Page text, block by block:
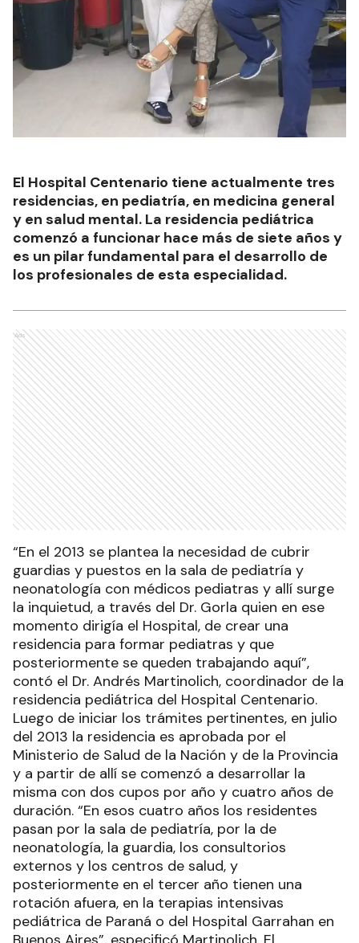
El Hospital Centenario tiene actualmente tres
residencias, en pediatría, en medicina general
y en salud mental. La residencia pediátrica
comenzó a funcionar hace más de siete años y
es un pilar fundamental para el desarrollo de
los profesionales de esta especialidad.
Ads
“En el 2013 se plantea la necesidad de cubrir
guardias y puestos en la sala de pediatría y
neonatología con médicos pediatras y allí surge
la inquietud, a través del Dr. Gorla quien en ese
momento dirigía el Hospital, de crear una
residencia para formar pediatras y que
posteriormente se queden trabajando aquí”,
contó el Dr. Andrés Martinolich, coordinador de la
residencia pediátrica del Hospital Centenario.
Luego de iniciar los trámites pertinentes, en julio
del 2013 la residencia es aprobada por el
Ministerio de Salud de la Nación y de la Provincia
y a partir de allí se comenzó a desarrollar la
misma con dos cupos por año y cuatro años de
duración. “En esos cuatro años los residentes
pasan por la sala de pediatría, por la de
neonatología, la guardia, los consultorios
externos y los centros de salud, y
posteriormente en el tercer año tienen una
rotación afuera, en la terapias intensivas
pediátrica de Paraná o del Hospital Garrahan en